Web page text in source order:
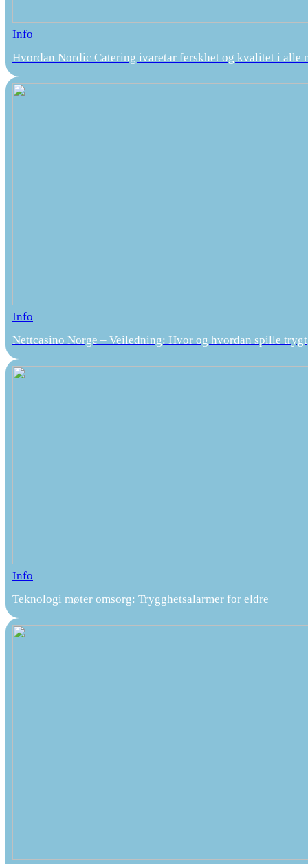
Info
Hvordan Nordic Catering ivaretar ferskhet og kvalitet i alle
Info
Nettcasino Norge – Veiledning: Hvor og hvordan spille trygt
Info
Teknologi møter omsorg: Trygghetsalarmer for eldre